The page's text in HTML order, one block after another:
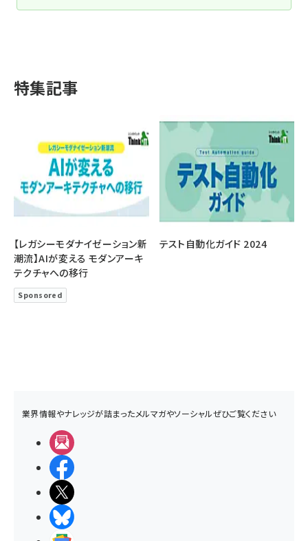
業界情報やナレッジが詰まったメルマガやソーシャルぜひご覧ください
特集記事
【レガシーモダナイゼーション新
潮流】AIが変える モダンアーキ
テクチャへの移行
Sponsored
テスト自動化ガイド 2024